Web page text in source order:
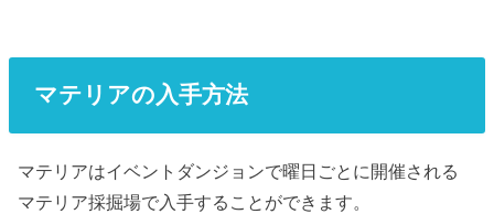
マテリアの入手方法
マテリアはイベントダンジョンで曜日ごとに開催される
マテリア採掘場で入手することができます。